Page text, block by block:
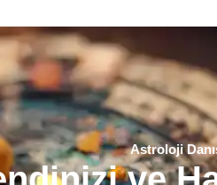
Astroloji